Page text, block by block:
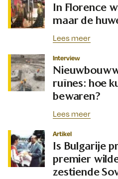
In Florence
maar de
Lees meer
Interview
ruïnes: hoe
bewaren?
Lees meer
Artikel
Is Bulgarije
premier
zestiende